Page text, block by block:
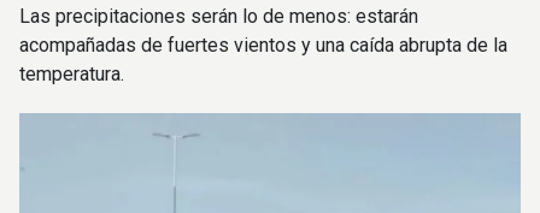
Las precipitaciones serán lo de menos: estarán
acompañadas de fuertes vientos y una caída abrupta de la
temperatura.